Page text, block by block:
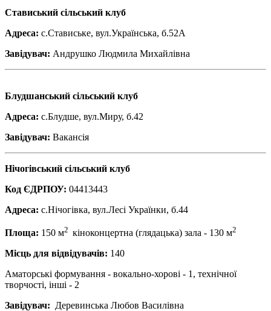
Стависький сільський клуб
Адреса: с.Ставиське, вул.Українська, б.52А
Завідувач: Андрушко Людмила Михайлівна
Блудшанський сільський клуб
Адреса: с.Блудше, вул.Миру, б.42
Завідувач: Вакансія
Нічогівський сільський клуб
Код ЄДРПОУ: 04413443
Адреса: с.Нічогівка, вул.Лесі Українки, б.44
Площа: 150 м2 кіноконцертна (глядацька) зала - 130 м2
Місць для відвідувачів: 140
Аматорські формування - вокально-хорові - 1, технічної
творчості, інші - 2
Завідувач: Деревинська Любов Василівна